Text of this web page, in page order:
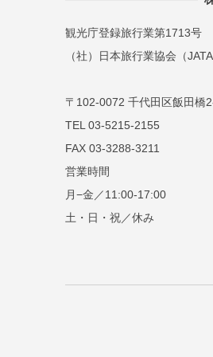
観光庁登録旅行業第1713号
（社）日本旅行業協会（
〒102-0072 千代田区飯田橋
TEL 03-5215-2155
FAX 03-3288-3211
営業時間
月−金／11:00-17:00
土・日・祝／休み